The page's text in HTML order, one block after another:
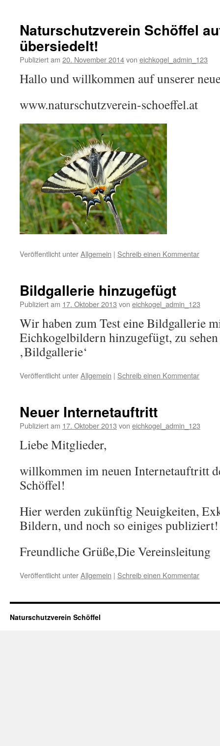
Naturschutzverein Schöffel
übersiedelt!
Publiziert am 20. November 2014von eichkogel_admin_123
Hallo und willkommen auf unserer
www.naturschutzverein-schoeffel.at
Veröffentlicht unterAllgemein | Schreib einen Kommentar
Bildgallerie hinzugefügt
Publiziert am 17. Oktober 2013 von eichkogel_admin_123
Wir haben zum Test eine Bildgallerie
Eichkogelbildern hinzugefügt, zu
‚Bildgallerie‘
Veröffentlicht unterAllgemein | Schreib einen Kommentar
Neuer Internetauftritt
Publiziert am 17. Oktober 2013 von eichkogel_admin_123
Liebe Mitglieder,
willkommen im neuen Internetauftritt
Schöffel!
Hier werden zukünftig Neuigkeiten,
Bildern, und noch so einiges publiziert!
Freundliche Grüße,Die Vereinsleitung
Veröffentlicht unterAllgemein | Schreib einen Kommentar
Naturschutzverein Schöffel